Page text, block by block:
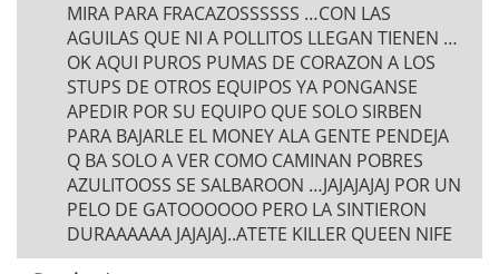
MIRA PARA FRACAZOSSSSSS …CON LAS
AGUILAS QUE NI A POLLITOS LLEGAN TIENEN …
OK AQUI PUROS PUMAS DE CORAZON A LOS
STUPS DE OTROS EQUIPOS YA PONGANSE
APEDIR POR SU EQUIPO QUE SOLO SIRBEN
PARA BAJARLE EL MONEY ALA GENTE PENDEJA
Q BA SOLO A VER COMO CAMINAN POBRES
AZULITOOSS SE SALBAROON …JAJAJAJAJ POR UN
PELO DE GATOOOOOO PERO LA SINTIERON
DURAAAAAA JAJAJAJ..ATETE KILLER QUEEN NIFE